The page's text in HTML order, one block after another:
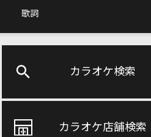
歌詞
カラオケ検索
カラオケ店舗検索